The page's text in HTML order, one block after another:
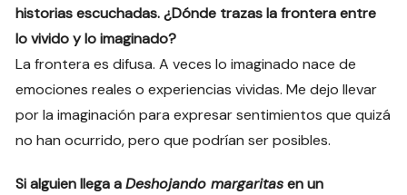
historias escuchadas. ¿Dónde trazas la frontera entre
lo vivido y lo imaginado?
La frontera es difusa. A veces lo imaginado nace de
emociones reales o experiencias vividas. Me dejo llevar
por la imaginación para expresar sentimientos que quizá
no han ocurrido, pero que podrían ser posibles.
Si alguien llega aDeshojando margaritasen un